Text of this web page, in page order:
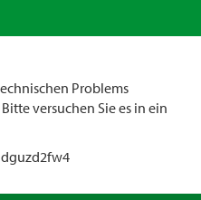
Problems
versuchen Sie es in ein